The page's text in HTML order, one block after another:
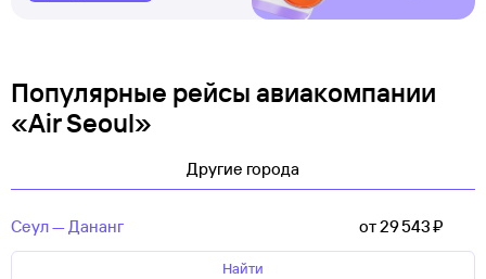
Популярные рейсы авиакомпании
«Air Seoul»
Другие города
Сеул — Дананг от 29 ⁠543 ⁠₽
Найти